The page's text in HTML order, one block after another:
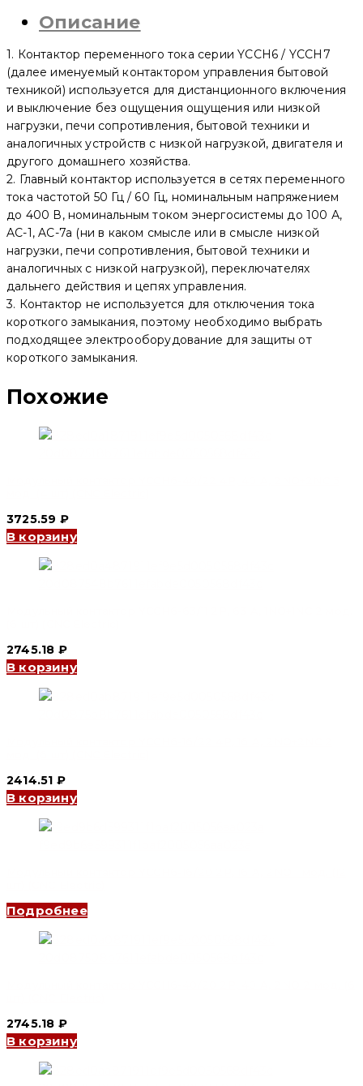
40/11
2P,
A,
1NO+1NC
мод.
(6
шт)
(CNC
Electric)
Описание
1. Контактор переменного тока серии YCCH6 / YCCH7
(далее именуемый контактором управления бытовой
техникой) используется для дистанционного включения
и выключение без ощущения ощущения или низкой
нагрузки, печи сопротивления, бытовой техники и
аналогичных устройств с низкой нагрузкой, двигателя и
другого домашнего хозяйства.
2. Главный контактор используется в сетях переменного
тока частотой 50 Гц / 60 Гц, номинальным напряжением
до 400 В, номинальным током энергосистемы до 100 А,
AC-1, AC-7a (ни в каком смысле или в смысле низкой
нагрузки, печи сопротивления, бытовой техники и
аналогичных с низкой нагрузкой), переключателях
дальнего действия и цепях управления.
3. Контактор не используется для отключения тока
короткого замыкания, поэтому необходимо выбрать
подходящее электрооборудование для защиты от
короткого замыкания.
Похожие
3725.59 ₽
В корзину
2745.18 ₽
В корзину
2414.51 ₽
В корзину
Подробнее
2745.18 ₽
В корзину